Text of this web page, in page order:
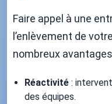
Faire appel à une
l’enlèvement de
nombreux
Réactivité :
des équipes.